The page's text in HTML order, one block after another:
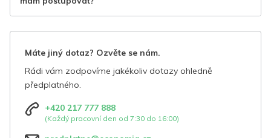
Máte jiný dotaz? Ozvěte se nám.
Rádi vám zodpovíme jakékoliv dotazy ohledně
předplatného.
+420 217 777 888
(Každý pracovní den od 7:30 do 16:00)